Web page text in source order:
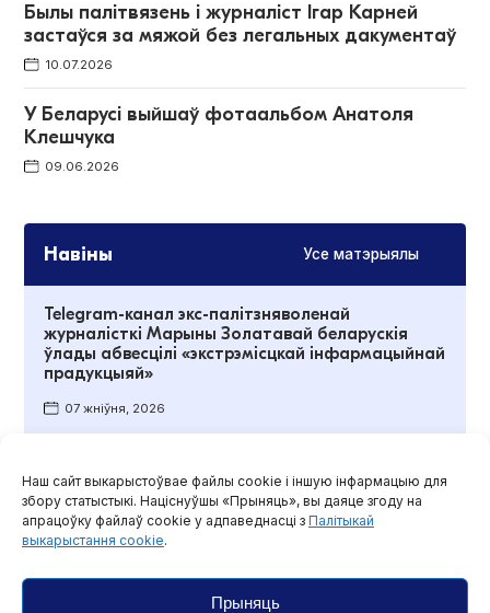
Наш сайт выкарыстоўвае файлы cookie і іншую інфармацыю для
збору статыстыкі. Націснуўшы «Прыняць», вы даяце згоду на
апрацоўку файлаў cookie у адпаведнасці з Палітыкай
выкарыстання cookie.
Прыняць
Былы палітвязень і журналіст Ігар Карней
застаўся за мяжой без легальных дакументаў
10.07.2026
У Беларусі выйшаў фотаальбом Анатоля
Клешчука
09.06.2026
Навіны Усе матэрыялы
Telegram-канал экс-палітзняволенай
журналісткі Марыны Золатавай беларускія
ўлады абвесцілі «экстрэмісцкай інфармацыйнай
прадукцыяй»
07 жніўня, 2026
сайт тэлеканала «экстрэмісцкім»
07 жніўня, 2026
Пракуроры Міншчыны з 2021 года накіравалі ў
суды звыш 1,5 тысяч заяў пра «экстрэмізм» у